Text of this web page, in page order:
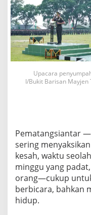
u
m
p
a
h
,
d
n
B
k
K
e
r
i
n
g
Upacara
I/Bukit Barisan Mayjen
Pematangsiantar
sering
kesah, waktu
minggu yang
orang—cukup
berbicara, bahkan
hidup.